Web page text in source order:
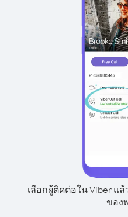
เลือกผู้ติดต่อใน Viber แ
ของ